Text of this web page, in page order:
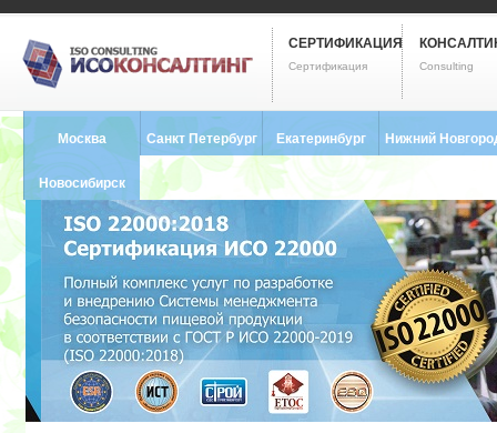
СЕРТИФИКАЦИЯ
Сертификация Consulting
Москва Санкт Петербург
8 (812) 748-2493
Екатеринбург
8 (343) 237-2593
Нижний
Новосибирск
8 (383) 227-8449